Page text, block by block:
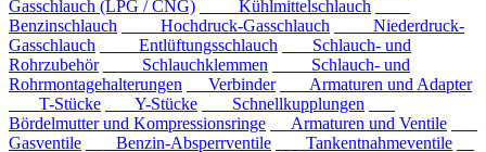
Gasschlauch (LPG / CNG)
Kühlmittelschlauch
Benzinschlauch
Hochdruck-Gasschlauch
Niederdruck-
Gasschlauch
Entlüftungsschlauch
Schlauch- und
Rohrzubehör
Schlauchklemmen
Schlauch- und
Rohrmontagehalterungen
Verbinder
Armaturen und Adapter
T-Stücke
Y-Stücke
Schnellkupplungen
Bördelmutter und Kompressionsringe
Armaturen und Ventile
Gasventile
Benzin-Absperrventile
Tankentnahmeventile